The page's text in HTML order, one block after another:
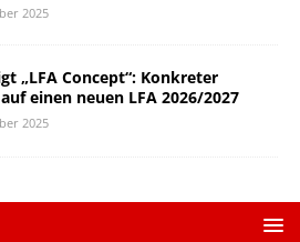
2025
„LFA Concept“: Konkreter
einen neuen LFA 2026/2027
2025